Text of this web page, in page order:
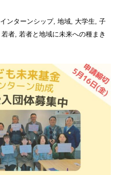
インターンシップ, 地域, 大学生, 子
若者, 若者と地域に未来への種まき